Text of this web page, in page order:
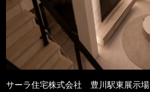
サーラ住宅株式会社 豊川駅東展示場